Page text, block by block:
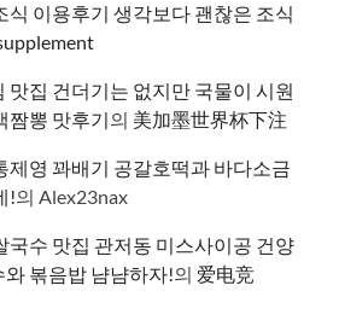
식 이용후기 생각보다 괜찮은 조식
맛집 건더기는 없지만 국물이 시원
짬뽕 맛후기의 美加墨世界杯下注
제영 꽈배기 공갈호떡과 바다소금
!의 Alex23nax
국수 맛집 관저동 미스사이공 건양
볶음밥 냠냠하자!의 爱电竞